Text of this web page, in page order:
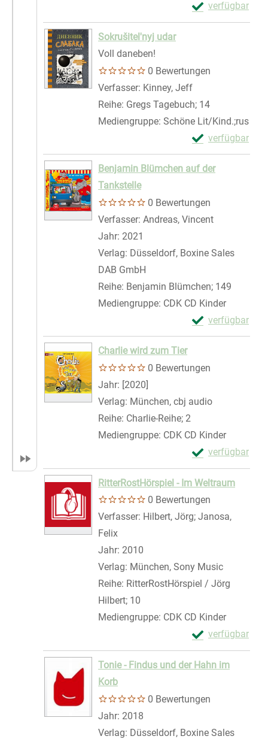
verfügbar
Exemplar-
Zum Download
Sokrušitel'nyj udar
Voll daneben!
0 Bewertungen
Verfasser: Kinney, Jeff
Reihe: Gregs Tagebuch; 14
Mediengruppe: Schöne Lit/Kind.;rus
verfügbar
Exemplar-
Zum Download
Benjamin Blümchen auf der
Tankstelle
0 Bewertungen
Verfasser: Andreas, Vincent
Jahr: 2021
Verlag: Düsseldorf, Boxine Sales
DAB GmbH
Reihe: Benjamin Blümchen; 149
Mediengruppe: CDK CD Kinder
verfügbar
Exemplar-
Zum Download
Charlie wird zum Tier
0 Bewertungen
Suche nach diesem Verfasser
Jahr: [2020]
Verlag: München, cbj audio
Reihe: Charlie-Reihe; 2
Mediengruppe: CDK CD Kinder
verfügbar
Exemplar-
Zum Download
RitterRostHörspiel - Im Weltraum
0 Bewertungen
Verfasser: Hilbert, Jörg; Janosa,
Felix
Jahr: 2010
Verlag: München, Sony Music
Reihe: RitterRostHörspiel / Jörg
Hilbert; 10
Mediengruppe: CDK CD Kinder
verfügbar
Exemplar-
Zum Download
Tonie - Findus und der Hahn im
Korb
0 Bewertungen
Suche nach diesem Verfasser
Jahr: 2018
Verlag: Düsseldorf, Boxine Sales